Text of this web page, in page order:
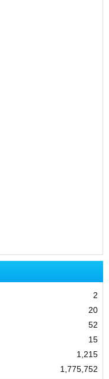
2
20
52
15
1,215
1,775,752